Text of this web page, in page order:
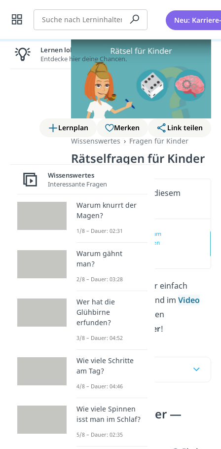
Suche Neu:
Lernplan Merken
Link teilen
Wissenswertes
Fragen für Kinder
Rätselfragen für Kinder
Wichtige Inhalte in diesem
Video
Rätsel zum
Einsteigen
Ob für unterwegs oder einfach
zwischendurch: Hier und imVideo
bekommst du die besten
Rätselfragen für Kinder!
Inhaltsübersicht
Rätsel für Kinder —
unsere Top 3
Lernen lohnt sich!
Entdecke hier deine Chancen.
Wissenswertes
Interessante Fragen
Warum knurrt der
Magen?
1/8 – Dauer: 02:31
Warum gähnt
man?
2/8 – Dauer: 03:28
Wer hat die
Glühbirne
erfunden?
3/8 – Dauer: 04:52
Wie viele Schritte
am Tag?
4/8 – Dauer: 04:46
Wie viele Spinnen
isst man im Schlaf?
5/8 – Dauer: 02:35